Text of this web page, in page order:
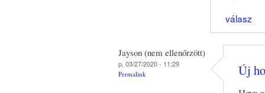
válasz
Jayson (nem ellenőrzött)
p, 03/27/2020 - 11:29
Permalink Új